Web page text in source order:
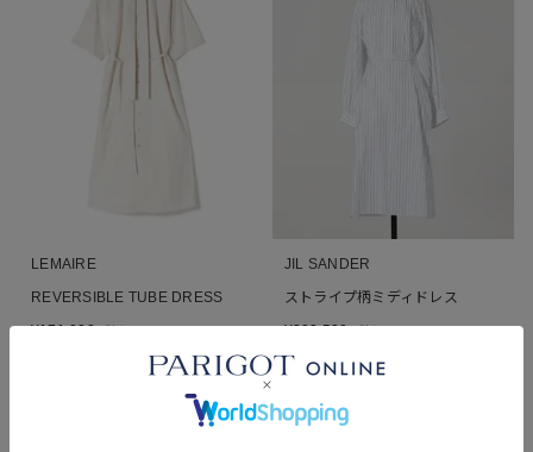
LEMAIRE
REVERSIBLE TUBE DRESS
¥171,000
JIL SANDER
ストライプ柄ミディドレス
¥390,500